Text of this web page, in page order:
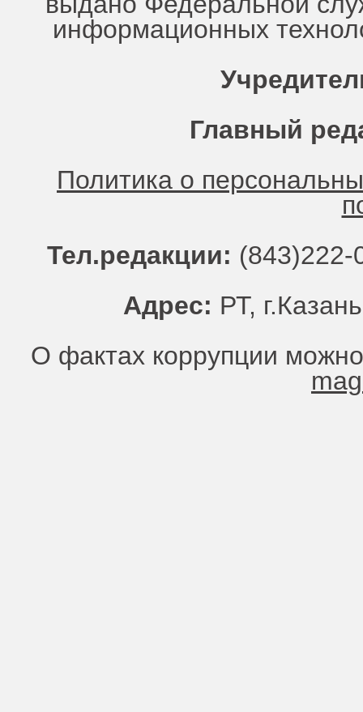
информационных
Главный
Политика о
Тел.редакции:
Адрес: РТ,
О фактах коррупции